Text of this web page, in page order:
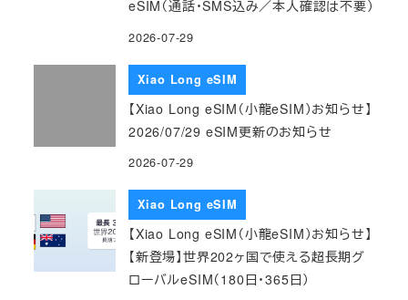
eSIM（通話・SMS込み／本人確認は不要）
2026-07-29
Xiao Long eSIM
【Xiao Long eSIM（小龍eSIM）お知らせ】
2026/07/29 eSIM更新のお知らせ
2026-07-29
Xiao Long eSIM
【Xiao Long eSIM（小龍eSIM）お知らせ】
【新登場】世界202ヶ国で使える超長期グ
ローバルeSIM（180日・365日）